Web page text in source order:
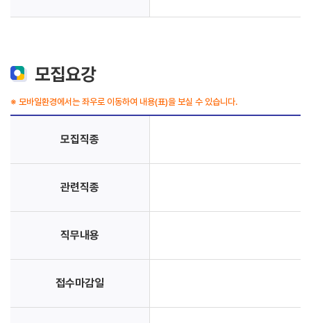
모집요강
※ 모바일환경에서는 좌우로 이동하여 내용(표)을 보실 수 있습니다.
모집직종
관련직종
직무내용
접수마감일